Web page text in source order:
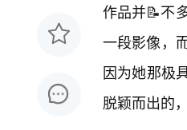
作品并📝不
一段影像，
因为她那极
脱颖而出的